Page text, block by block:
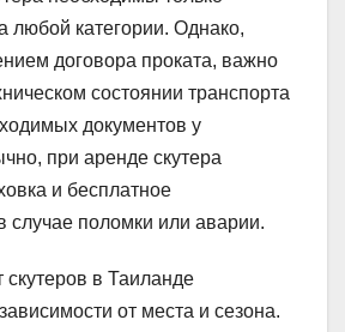
любой категории. Однако,
договора проката, важно
состоянии транспорта
документов у
при аренде скутера
и бесплатное
случае поломки или аварии.
в Таиланде
от места и сезона.